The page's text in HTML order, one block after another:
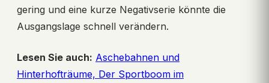
gering und eine kurze Negativserie könnte die
Ausgangslage schnell verändern.
Lesen Sie auch: Aschebahnen und
Hinterhofträume, Der Sportboom im